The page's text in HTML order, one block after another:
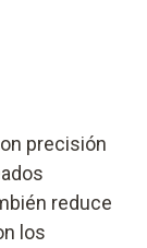
precisión
reduce
los